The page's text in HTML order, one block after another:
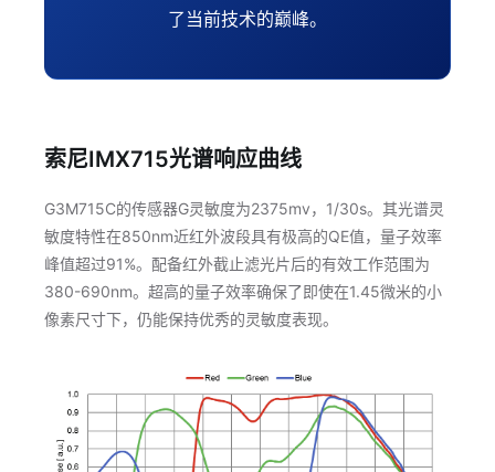
了当前技术的巅峰。
索尼IMX715光谱响应曲线
G3M715C的传感器G灵敏度为2375mv，1/30s。其光谱灵
敏度特性在850nm近红外波段具有极高的QE值，量子效率
峰值超过91%。配备红外截止滤光片后的有效工作范围为
380-690nm。超高的量子效率确保了即使在1.45微米的小
像素尺寸下，仍能保持优秀的灵敏度表现。